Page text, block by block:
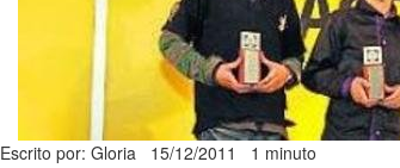
Escrito por: Gloria 15/12/2011 1 minuto